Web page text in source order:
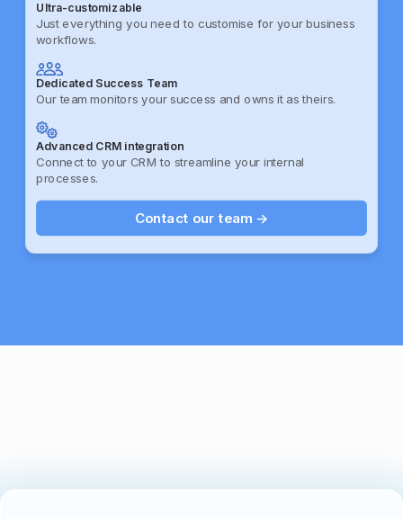
Ultra-customizable
Just everything you need to customise for your business
workflows.
Dedicated Success Team
Our team monitors your success and owns it as theirs.
Advanced CRM integration
Connect to your CRM to streamline your internal
processes.
Contact our team ->